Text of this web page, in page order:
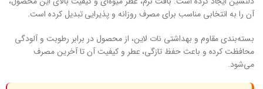
آن را به انتخابی مناسب برای مصرف روزانه و پذیرایی تبدیل کرده است.
بسته‌بندی مقاوم و بهداشتی نات لاین، از محصول در برابر رطوبت و آلودگی
محافظت کرده و باعث حفظ تازگی، عطر و کیفیت آن تا آخرین مصرف
می‌شود.